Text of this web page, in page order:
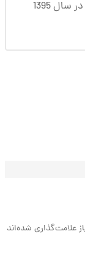
توانمندی متخصصان صنعت موتور سیکلت در سال 1395
علامت‌گذاری شده‌اند